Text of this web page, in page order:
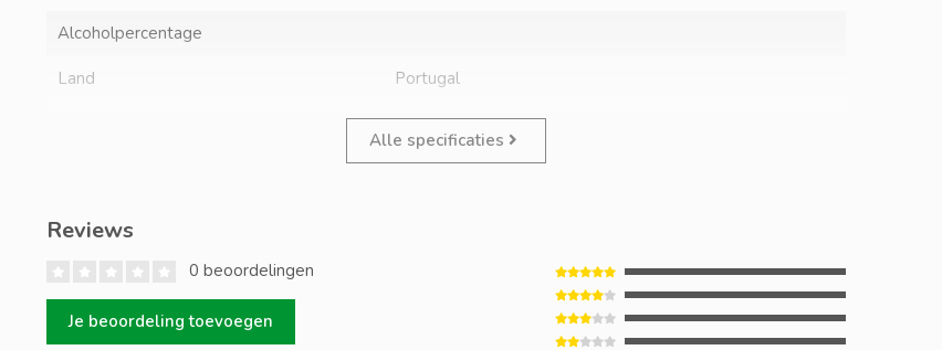
Alcoholpercentage
Land Portugal
Alle specificaties
Reviews
0 beoordelingen
Je beoordeling toevoegen